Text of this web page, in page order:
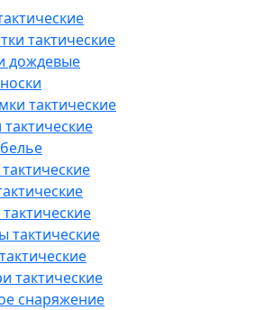
тактические
дождевые
тактические
тактические
тактические
снаряжение